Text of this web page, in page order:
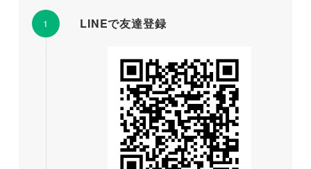
LINEで友達登録